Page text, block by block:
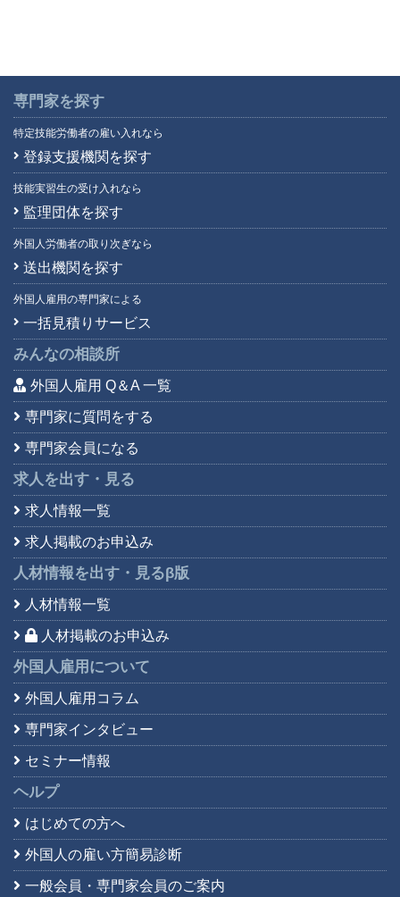
専門家を探す
特定技能労働者の雇い入れなら
登録支援機関を探す
技能実習生の受け入れなら
監理団体を探す
外国人労働者の取り次ぎなら
送出機関を探す
外国人雇用の専門家による
一括見積りサービス
みんなの相談所
外国人雇用 Q＆A 一覧
専門家に質問をする
専門家会員になる
求人を出す・見る
求人情報一覧
求人掲載のお申込み
人材情報を出す・見るβ版
人材情報一覧
人材掲載のお申込み
外国人雇用について
外国人雇用コラム
専門家インタビュー
セミナー情報
ヘルプ
はじめての方へ
外国人の雇い方簡易診断
一般会員・専門家会員のご案内